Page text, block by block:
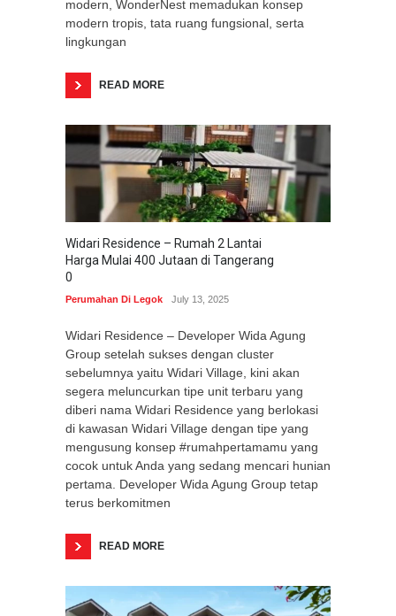
modern, WonderNest memadukan konsep
modern tropis, tata ruang fungsional, serta
lingkungan
READ MORE
Widari Residence – Rumah 2 Lantai
Harga Mulai 400 Jutaan di Tangerang
0
Perumahan Di Legok July 13, 2025
Widari Residence – Developer Wida Agung
Group setelah sukses dengan cluster
sebelumnya yaitu Widari Village, kini akan
segera meluncurkan tipe unit terbaru yang
diberi nama Widari Residence yang berlokasi
di kawasan Widari Village dengan tipe yang
mengusung konsep #rumahpertamamu yang
cocok untuk Anda yang sedang mencari hunian
pertama. Developer Wida Agung Group tetap
terus berkomitmen
READ MORE